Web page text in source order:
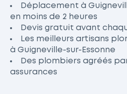
Déplacement à
en moins de 2 heures
Devis gratuit avant
Les meilleurs artisans
à Guigneville-sur-Essonne
Des plombiers agréés
assurances